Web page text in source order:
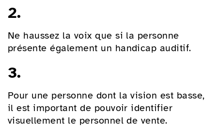
2.
Ne haussez la voix que si la personne
présente également un handicap auditif.
3.
Pour une personne dont la vision est basse,
il est important de pouvoir identifier
visuellement le personnel de vente.